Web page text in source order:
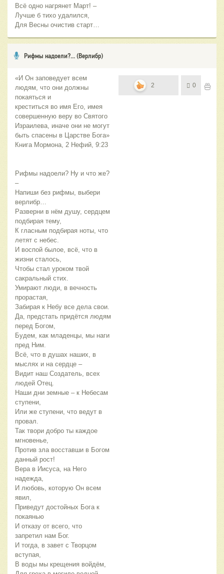
Всё одно нагрянет Март! –
Лучше б тихо удалился,
Для Весны очистив старт…
Рифмы надоели?... (Верлибр)
«И Он заповедует всем
людям, что они должны
покаяться и
креститься во имя Его, имея
совершенную веру во Святого
Израилева, иначе они не могут
быть спасены в Царстве Бога»
Книга Мормона, 2 Нефий, 9:23
Рифмы надоели? Ну и что же?
–
Напиши без рифмы, выбери
верлибр…
Разверни в нём душу, сердцем
подбирая тему,
К гласным подбирая ноты, что
летят с небес.
И воспой былое, всё, что в
жизни сталось,
Чтобы стал уроком твой
сакральный стих.
Умирают люди, в вечность
прорастая,
Забирая к Небу все дела свои.
Да, предстать придётся людям
перед Богом,
Будем, как младенцы, мы наги
пред Ним.
Всё, что в душах наших, в
мыслях и на сердце –
Видит наш Создатель, всех
людей Отец.
Наши дни земные – к Небесам
ступени,
Или же ступени, что ведут в
провал.
Так твори добро ты каждое
мгновенье,
Против зла восставши в Богом
данный рост!
Вера в Иисуса, на Него
надежда,
И любовь, которую Он всем
явил,
Приведут достойных Бога к
покаянью
И отказу от всего, что
запретил нам Бог.
И тогда, в завет с Творцом
вступая,
В воды мы крещения войдём,
2 0